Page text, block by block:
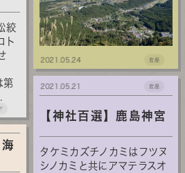
絞
ト
第
2021.05.24 岩座
【神社百選】鹿島神宮
タケミカズチノカミはフツヌ
シノカミと共にアマテラスオ
2021.05.21 岩座